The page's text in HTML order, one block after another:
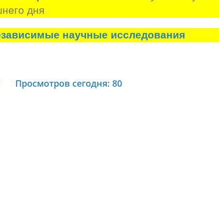
дня
научные исследования
Просмотров сегодня: 80